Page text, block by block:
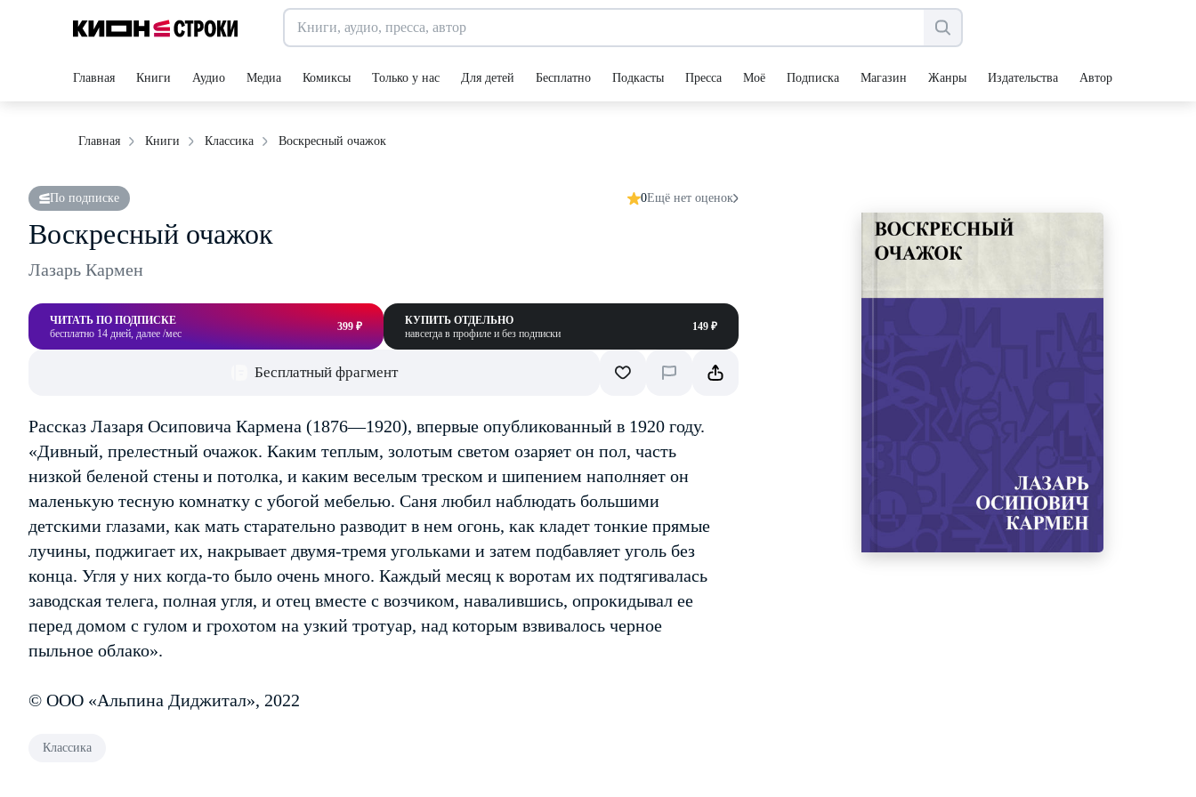
Главная Книги Аудио Медиа Комиксы Только у нас Для детей Бесплатно Подкасты Пресса Моё Подписка Магазин Жанры Издательства Авторы
Главная Книги Классика Воскресный очажок
По подписке 0Ещё нет оценок
Воскресный очажок
Лазарь Кармен
ЧИТАТЬ ПО ПОДПИСКЕ
бесплатно 14 дней, далее /мес
399 ₽
КУПИТЬ ОТДЕЛЬНО
навсегда в профиле и без подписки
149 ₽
Бесплатный фрагмент
Рассказ Лазаря Осиповича Кармена (1876—1920), впервые опубликованный в 1920 году.
«Дивный, прелестный очажок. Каким теплым, золотым светом озаряет он пол, часть
низкой беленой стены и потолка, и каким веселым треском и шипением наполняет он
маленькую тесную комнатку с убогой мебелью. Саня любил наблюдать большими
детскими глазами, как мать старательно разводит в нем огонь, как кладет тонкие прямые
лучины, поджигает их, накрывает двумя-тремя угольками и затем подбавляет уголь без
конца. Угля у них когда-то было очень много. Каждый месяц к воротам их подтягивалась
заводская телега, полная угля, и отец вместе с возчиком, навалившись, опрокидывал ее
перед домом с гулом и грохотом на узкий тротуар, над которым взвивалось черное
пыльное облако».
© ООО «Альпина Диджитал», 2022
Классика